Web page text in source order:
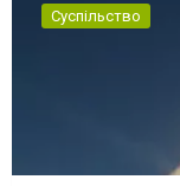
Суспільство